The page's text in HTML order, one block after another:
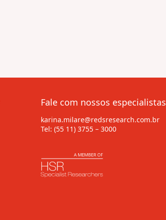
Fale com nossos especialistas
karina.milare@redsresearch.com.br
Tel: (55 11) 3755 – 3000